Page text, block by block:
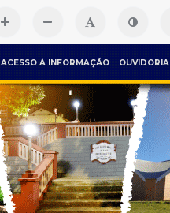
ACESSO À INFORMAÇÃO OUVIDORIA